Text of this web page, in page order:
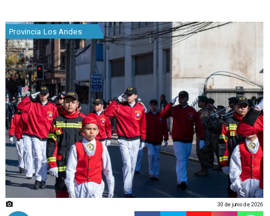
Provincia Los Andes
30 de junio de 2026